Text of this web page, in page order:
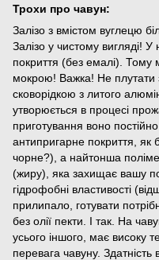
Трохи про чавун:
Залізо з вмістом вуглецю
Залізо у чистому вигляді!
покриття (без емалі). Тому
мокрою! Важка! Не плутати
сковорідкою з литого
утворюється в процесі
приготування воно
антипригарне покриття, як
чорне?), а найтонша
(жиру), яка захищає вашу
гідрофобні властивості
прилипало, готувати
без олії пекти. І так. На
усього іншого, має високу
перевага чавуну.